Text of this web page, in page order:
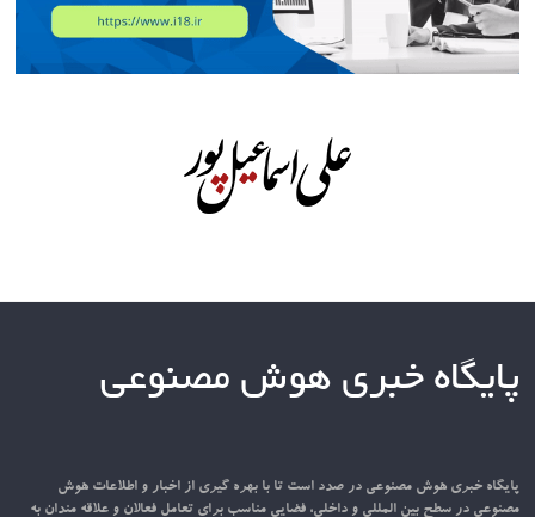
پایگاه خبری هوش مصنوعی
پایگاه خبری هوش مصنوعی در صدد است تا با بهره گیری از اخبار و اطلاعات هوش
مصنوعی در سطح بین المللی و داخلی، فضایی مناسب برای تعامل فعالان و علاقه مندان به